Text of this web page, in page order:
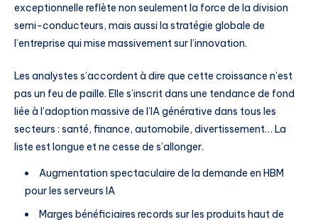
exceptionnelle reflète non seulement la force de la division
semi-conducteurs, mais aussi la stratégie globale de
l’entreprise qui mise massivement sur l’innovation.
Les analystes s’accordent à dire que cette croissance n’est
pas un feu de paille. Elle s’inscrit dans une tendance de fond
liée à l’adoption massive de l’IA générative dans tous les
secteurs : santé, finance, automobile, divertissement… La
liste est longue et ne cesse de s’allonger.
Augmentation spectaculaire de la demande en HBM
pour les serveurs IA
Marges bénéficiaires records sur les produits haut de